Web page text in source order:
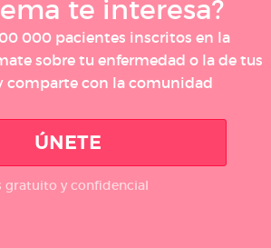
te interesa?
000 pacientes inscritos en la
sobre tu enfermedad o la de tus
comparte con la comunidad
ÚNETE
gratuito y confidencial